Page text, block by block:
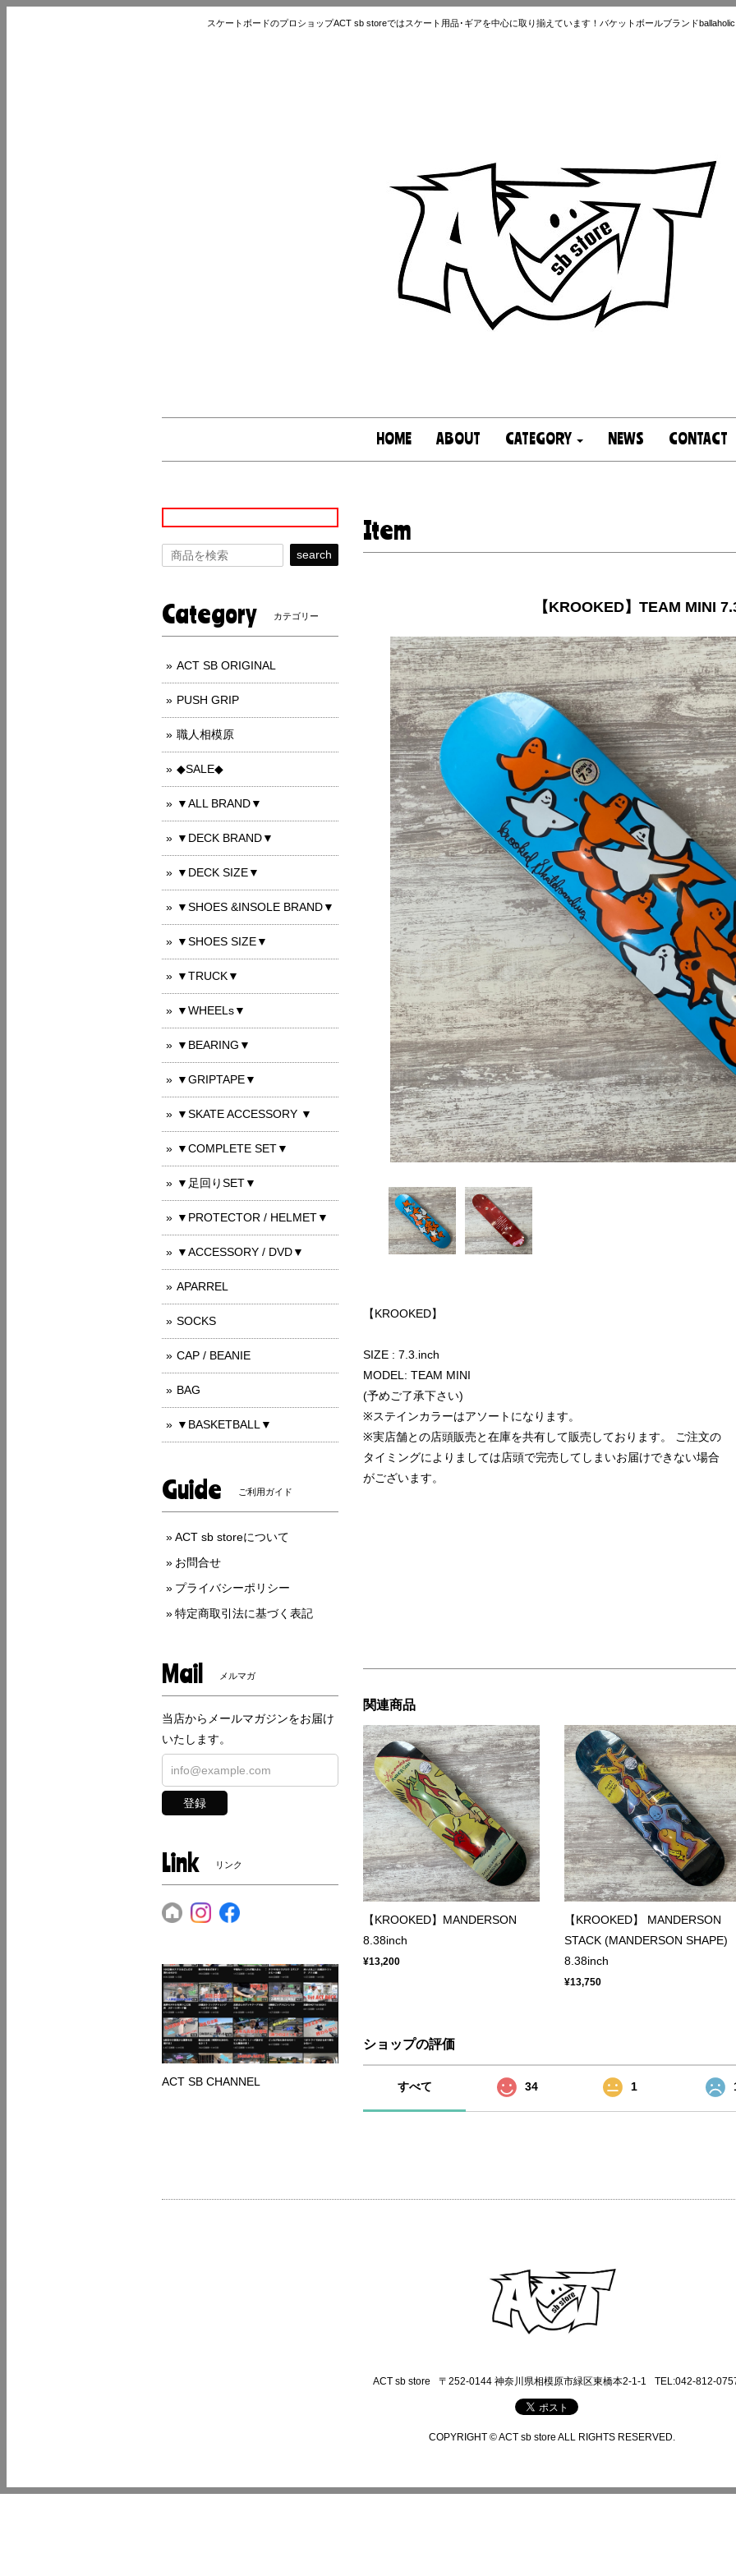
スケートボードのプロショップACT sb storeではスケート用品･ギアを中心に取り揃えています！バケットボールブランド
HOME ABOUT CATEGORY NEWS CONTACT
Item
【KROOKED】TEAM MINI
【KROOKED】
SIZE : 7.3.inch
MODEL: TEAM MINI
(予めご了承下さい)
※ステインカラーはアソートになります。
※実店舗との店頭販売と在庫を共有して販売しております。 ご注文の
タイミングによりましては店頭で完売してしまいお届けできない場合
がございます。
関連商品
【KROOKED】MANDERSON
8.38inch
¥13,200
【KROOKED】 MANDERSON
STACK (MANDERSON SHAPE)
8.38inch
¥13,750
ショップの評価
すべて 34 1
search
Category カテゴリー
ACT SB ORIGINAL
PUSH GRIP
職人相模原
◆SALE◆
▼ALL BRAND▼
▼DECK BRAND▼
▼DECK SIZE▼
▼SHOES &INSOLE BRAND▼
▼SHOES SIZE▼
▼TRUCK▼
▼WHEELs▼
▼BEARING▼
▼GRIPTAPE▼
▼SKATE ACCESSORY ▼
▼COMPLETE SET▼
▼足回りSET▼
▼PROTECTOR / HELMET▼
▼ACCESSORY / DVD▼
APARREL
SOCKS
CAP / BEANIE
BAG
▼BASKETBALL▼
Guide ご利用ガイド
ACT sb storeについて
お問合せ
プライバシーポリシー
特定商取引法に基づく表記
Mail メルマガ
当店からメールマガジンをお届け
いたします。
登録
Link リンク
ACT SB CHANNEL
ACT sb store 〒252-0144 神奈川県相模原市緑区東橋本2-1-1 TEL:042-812-
COPYRIGHT © ACT sb store ALL RIGHTS RESERVED.